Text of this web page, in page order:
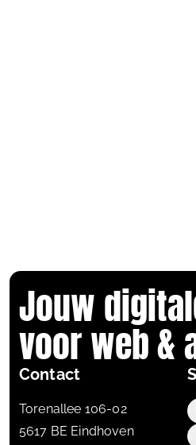
Jouw
voor web &
Contact
Torenallee 106-02
5617 BE Eindhoven